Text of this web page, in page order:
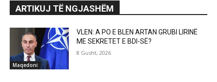
ARTIKUJ TË NGJASHËM
Maqedoni
VLEN: A PO E BLEN ARTAN GRUBI LIRINË
ME SEKRETET E BDI-SË?
8 Gusht, 2026